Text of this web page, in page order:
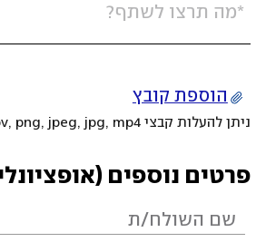
הוספת קובץ
ניתן להעלות קבצי mov, png, jpeg, jpg, mp4 עד 200MB
פרטים נוספים